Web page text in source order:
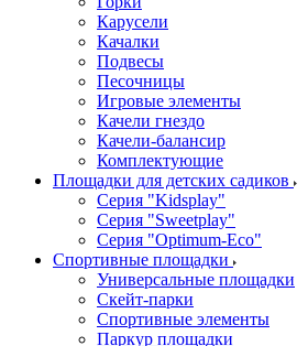
Карусели
Качалки
Подвесы
Песочницы
Игровые элементы
Качели гнездо
Качели-балансир
Комплектующие
Площадки для детских садиков
Серия "Kidsplay"
Серия "Sweetplay"
Серия "Оptimum-Еco"
Спортивные площадки
Универсальные площадки
Скейт-парки
Спортивные элементы
Паркур площадки